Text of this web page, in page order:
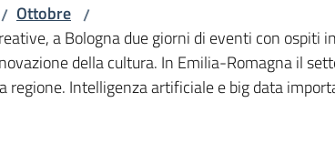
/ Ottobre /
a Bologna due giorni di eventi con ospiti
della cultura. In Emilia-Romagna il
regione. Intelligenza artificiale e big data